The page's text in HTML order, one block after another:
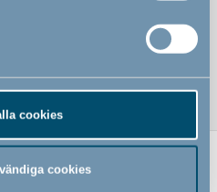
cookies
cookies
produkter